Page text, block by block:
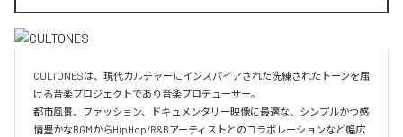
CULTONESは、現代カルチャーにインスパイアされた洗練されたトーンを届
ける音楽プロジェクトであり音楽プロデューサー。
都市風景、ファッション、ドキュメンタリー映像に最適な、シンプルかつ感
情豊かなBGMからHipHop/R&Bアーティストとのコラボレーションなど幅広